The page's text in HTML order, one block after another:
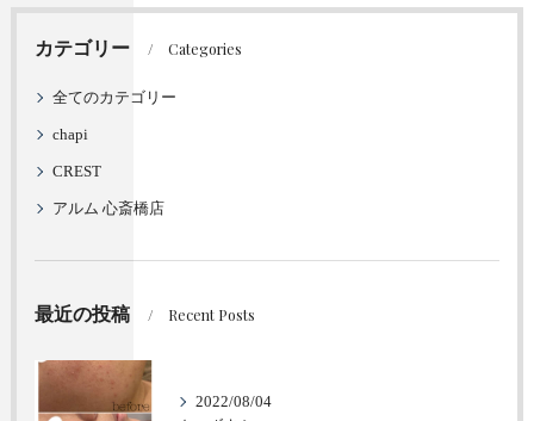
カテゴリー Categories
全てのカテゴリー
chapi
CREST
アルム 心斎橋店
最近の投稿 Recent Posts
2022/08/04